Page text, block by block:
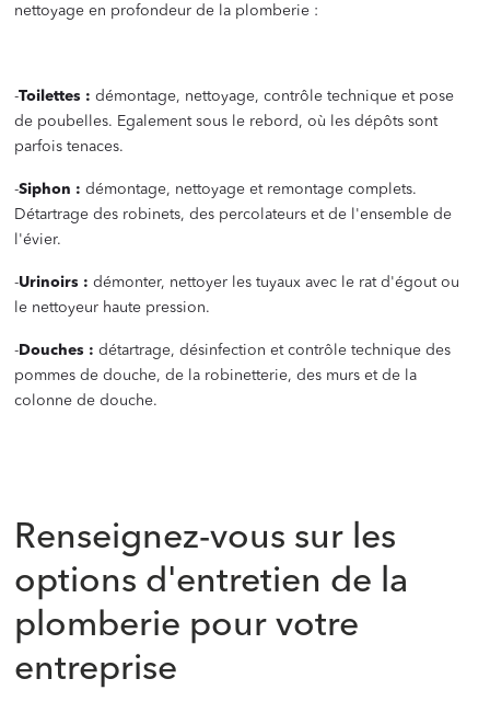
nettoyage en profondeur de la plomberie :
-Toilettes : démontage, nettoyage, contrôle technique et pose
de poubelles. Egalement sous le rebord, où les dépôts sont
parfois tenaces.
-Siphon : démontage, nettoyage et remontage complets.
Détartrage des robinets, des percolateurs et de l'ensemble de
l'évier.
-Urinoirs : démonter, nettoyer les tuyaux avec le rat d'égout ou
le nettoyeur haute pression.
- Douches : détartrage, désinfection et contrôle technique des
pommes de douche, de la robinetterie, des murs et de la
colonne de douche.
Renseignez-vous sur les
options d'entretien de la
plomberie pour votre
entreprise